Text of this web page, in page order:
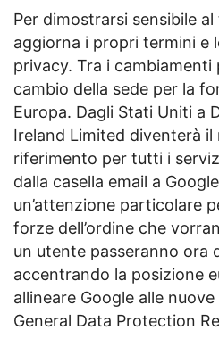
Per dimostrarsi sensibile
aggiorna i propri termini e
privacy. Tra i cambiamenti
cambio della sede per la
Europa. Dagli Stati Uniti a
Ireland Limited diventerà
riferimento per tutti i
dalla casella email a
un’attenzione particolare
forze dell’ordine che
un utente passeranno ora
accentrando la posizione
allineare Google alle
General Data Protection